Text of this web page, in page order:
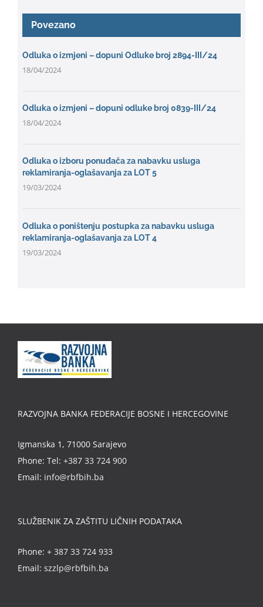
Povezano
Odluka o izmjeni – dopuni Odluke broj 2894-III/24
18/04/2024
Odluka o izmjeni – dopuni odluke broj 0839-III/24
18/04/2024
Odluka o izboru ponuđača za nabavku usluga
reklamiranja-oglašavanja za LOT 5
19/03/2024
Odluka o poništenju postupka za nabavku usluga
reklamiranja-oglašavanja za LOT 4
19/03/2024
RAZVOJNA BANKA FEDERACIJE BOSNE I HERCEGOVINE
Igmanska 1, 71000 Sarajevo
Phone: Tel: +387 33 724 900
Email: info@rbfbih.ba
SLUŽBENIK ZA ZAŠTITU LIČNIH PODATAKA
Phone: + 387 33 724 933
Email: szzlp@rbfbih.ba